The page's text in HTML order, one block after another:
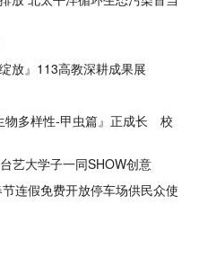
放』113高教深耕成果展
物多样性-甲虫篇』正成长 校
艺大学子一同SHOW创意
连假免费开放停车场供民众使